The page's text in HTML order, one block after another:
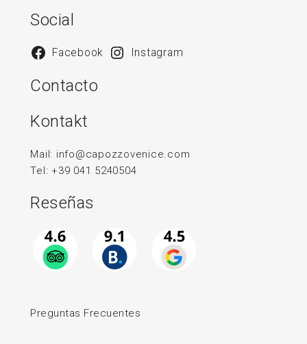
Social
Facebook Instagram
Contacto
Kontakt
Mail: info@capozzovenice.com
Tel: +39 041 5240504
Reseñas
Preguntas Frecuentes